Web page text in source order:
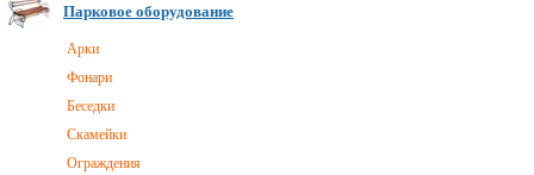
Парковое оборудование
Арки
Фонари
Беседки
Скамейки
Ограждения